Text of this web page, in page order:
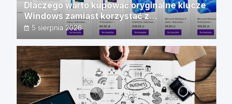
Dlaczego warto kupować oryginalne klucze
Windows zamiast korzystać z
nieautoryzowanych źródeł?
5 sierpnia 2026